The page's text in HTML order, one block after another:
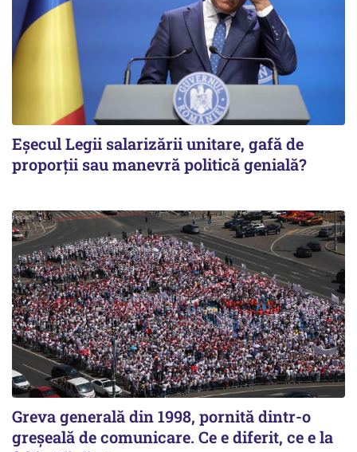
Eșecul Legii salarizării unitare, gafă de
proporții sau manevră politică genială?
Greva generală din 1998, pornită dintr-o
greșeală de comunicare. Ce e diferit, ce e la